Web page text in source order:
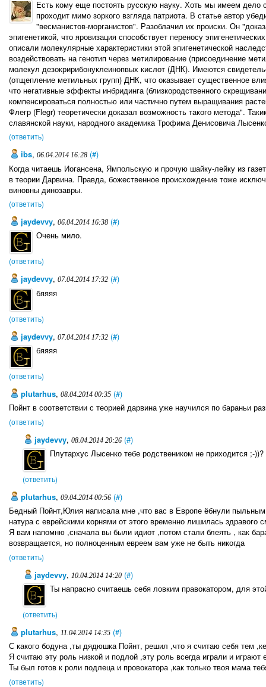
Есть кому еще постоять русскую науку. Хоть мы имеем дело
проходит мимо зоркого взгляда патриота. В статье автор
"весманистов-морганистов". Разоблачил их происки. Он
эпигенетикой, что яровизация способствует переносу
описали молекулярные характеристики этой эпигенетической
воздействовать на генотип через метилирование (присоединение
молекул дезокририбонуклеинопвых кислот (ДНК). Имеются
(отщепление метильных групп) ДНК, что оказывает существенное
что негативные эффекты инбридинга (близкородственного
компенсироваться полностью или частично путем выращивания
Флегр (Flegr) теоретически доказал возможность такого метода".
славянской науки, народного академика Трофима Денисовича
(ответить)
ibs, 06.04.2014 16:28 (#)
Когда читаешь Иогансена, Ямпольскую и прочую шайку-лейку из
в теории Дарвина. Правда, божественное происхождение тоже
виновны динозавры.
(ответить)
jaydevvy, 06.04.2014 16:38 (#)
Очень мило.
(ответить)
jaydevvy, 07.04.2014 17:32 (#)
бяяяя
(ответить)
jaydevvy, 07.04.2014 17:32 (#)
бяяяя
(ответить)
plutarhus, 08.04.2014 00:35 (#)
Пойнт в соответствии с теорией дарвина уже научился по бараньи
(ответить)
jaydevvy, 08.04.2014 20:26 (#)
Плутархус Лысенко тебе родствеником не приходится ;-))?
(ответить)
plutarhus, 09.04.2014 00:56 (#)
Бедный Пойнт,Юлия написала мне ,что вас в Европе ёбнули
натура с еврейскими корнями от этого временно лишилась здравого
Я вам напомню ,сначала вы были идиот ,потом стали блеять , как
возвращается, но полноценным евреем вам уже не быть никогда
(ответить)
jaydevvy, 10.04.2014 14:20 (#)
Ты напрасно считаешь себя ловким правокатором, для
(ответить)
plutarhus, 11.04.2014 14:35 (#)
С какого бодуна ,ты дядюшка Пойнт, решил ,что я считаю себя тем
Я считаю эту роль низкой и подлой ,эту роль всегда играли и играют
Ты был готов к роли подлеца и провокатора ,как только твоя мама
(ответить)